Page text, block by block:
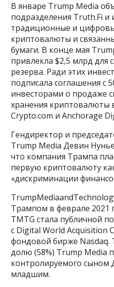
В январе Trump Media
подразделения Truth.Fi и
традиционные и
криптовалюты и
бумаги. В конце мая
привлекла $2,5 млрд для
резерва. Ради этих
подписала соглашения с
инвесторами о продаже
хранения криптовалюты
Cryptо.соm и Anchorage
Гендиректор и
Trump Media Девин
что компания Трампа
первую криптовалюту
«дискриминации
Трампом в феврале 2021
TMTG стала публичной
с Digital World Acquisition
фондовой бирже Nasdaq.
долю (58%) Trump Media
контролируемого
младшим.